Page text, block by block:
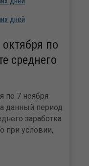
дней
по
среднего
по 7 ноября
данный период
заработка
при условии,